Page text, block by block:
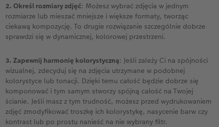
2. Określ rozmiary zdjęć: Możesz wybrać zdjęcia w jednym
rozmiarze lub mieszać mniejsze i większe formaty, tworząc
ciekawą kompozycję. To drugie rozwiązanie szczególnie dobrze
sprawdzi się w dynamicznej, kolorowej przestrzeni.
3. Zapewnij harmonię kolorystyczną: Jeśli zależy Ci na spójności
wizualnej, zdecyduj się na zdjęcia utrzymane w podobnej
kolorystyce lub tonacji. Dzięki temu całość będzie dobrze się
komponować i tym samym stworzy spójną całość na Twojej
ścianie. Jeśli masz z tym trudność, możesz przed wydrukowaniem
zdjęć zmodyfikować troszkę ich kolorystykę, nasycenie barw czy
kontrast lub po prostu nanieść na nie wybrany filtr.